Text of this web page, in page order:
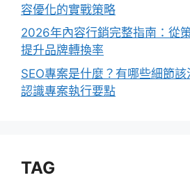
容優化的實戰策略
2026年內容行銷完整指南：從
提升品牌轉換率
SEO專案是什麼？有哪些細節
認識專案執行要點
TAG